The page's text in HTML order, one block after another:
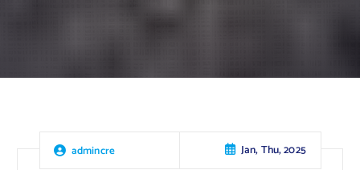
admincre Jan, Thu, 2025